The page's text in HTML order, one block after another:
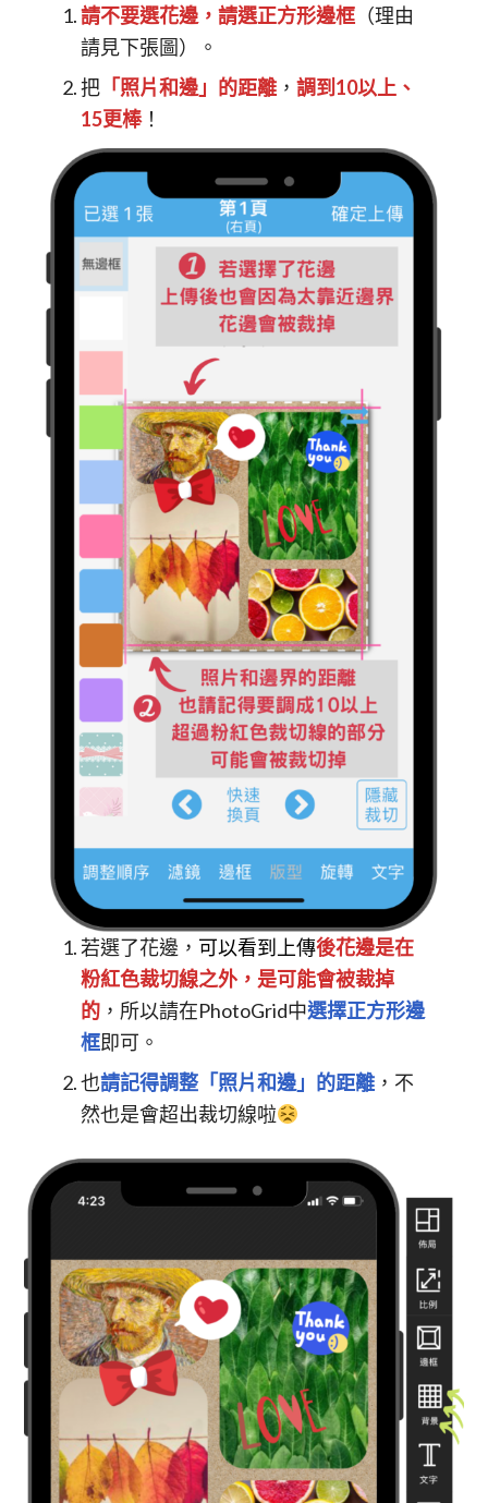
請不要選花邊，請選正方形邊框 （理由
請見下張圖）。
把 「照片和邊」的距離 ，調到10以上、
15更棒！
若選了花邊， 可以看到上傳後花邊是在
粉紅色裁切線之外，是可能會被裁掉
的 ，所以請在PhotoGrid中選擇正方形邊
框即可。
也請記得調整「照片和邊」的距離 ，不
然也是會超出裁切線啦